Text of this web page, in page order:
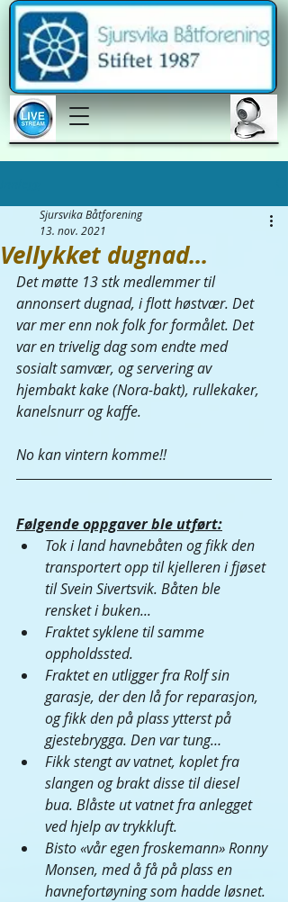
Vellykket dugnad...
Sjursvika Båtforening
13. nov. 2021
Det møtte 13 stk medlemmer til
annonsert dugnad, i flott høstvær. Det
var mer enn nok folk for formålet. Det
var en trivelig dag som endte med
sosialt samvær, og servering av
hjembakt kake (Nora-bakt), rullekaker,
kanelsnurr og kaffe.
No kan vintern komme!!
Følgende oppgaver ble utført:
Tok i land havnebåten og fikk den
transportert opp til kjelleren i fjøset
til Svein Sivertsvik. Båten ble
rensket i buken...
Fraktet syklene til samme
oppholdssted.
Fraktet en utligger fra Rolf sin
garasje, der den lå for reparasjon,
og fikk den på plass ytterst på
gjestebrygga. Den var tung…
Fikk stengt av vatnet, koplet fra
slangen og brakt disse til diesel
bua. Blåste ut vatnet fra anlegget
ved hjelp av trykkluft.
Bisto «vår egen froskemann» Ronny
Monsen, med å få på plass en
havnefortøyning som hadde løsnet.